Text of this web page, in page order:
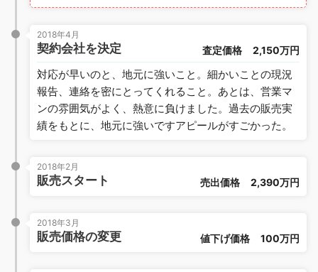
2018年4月
契約会社を決定 査定価格 2,150万円
対応が早いのと、地元に強いこと。細かいことの現況
報告、連絡を密にとってくれること。あとは、営業マ
ンの雰囲気がよく、熱意に負けました。過去の販売実
績をもとに、地元に強いですアピールがすごかった。
2018年2月
販売スタート 売出価格 2,390万円
2018年3月
販売価格の変更 値下げ価格 100万円